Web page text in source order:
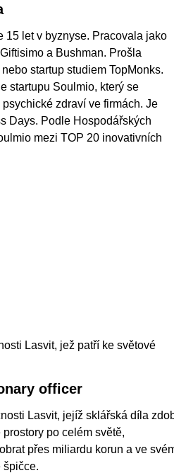
15 let v byznyse. Pracovala jako
a Bushman. Prošla
startup studiem TopMonks.
startupu Soulmio, který se
zdraví ve firmách. Je
Days. Podle Hospodářských
mezi TOP 20 inovativních
Lasvit, jež patří ke světové
officer
Lasvit, jejíž sklářská díla
po celém světě,
přes miliardu korun a ve
špičce.